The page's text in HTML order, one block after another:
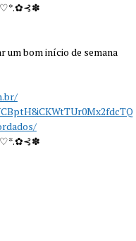
um bom início de semana